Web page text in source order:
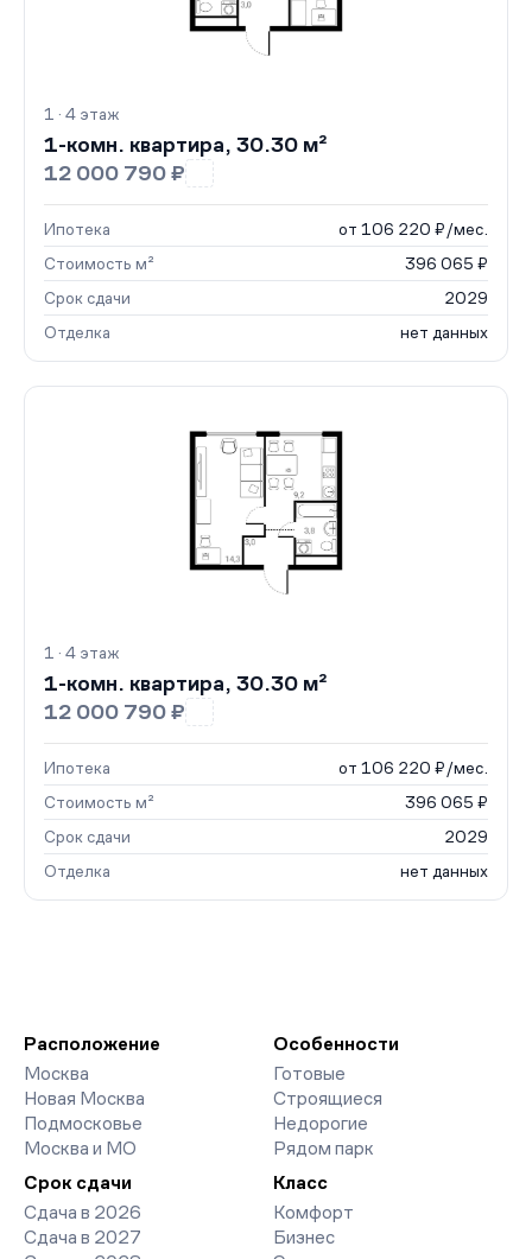
1 · 4 этаж
1-комн. квартира, 30.30 м²
12 000 790 ₽
Ипотека
от 106 220 ₽/мес.
Стоимость м²
396 065 ₽
Срок сдачи
2029
Отделка
нет данных
1 · 4 этаж
1-комн. квартира, 30.30 м²
12 000 790 ₽
Ипотека
от 106 220 ₽/мес.
Стоимость м²
396 065 ₽
Срок сдачи
2029
Отделка
нет данных
Расположение
Москва
Новая Москва
Подмосковье
Москва и МО
Особенности
Готовые
Строящиеся
Недорогие
Рядом парк
Срок сдачи
Сдача в 2026
Сдача в 2027
Класс
Комфорт
Бизнес